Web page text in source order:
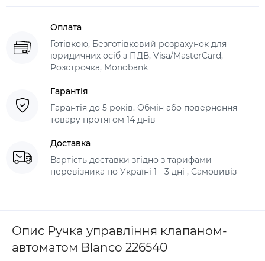
Оплата
Готівкою, Безготівковий розрахунок для
юридичних осіб з ПДВ, Visa/MasterCard,
Розстрочка, Monobank
Гарантія
Гарантія до 5 років. Обмін або повернення
товару протягом 14 днів
Доставка
Вартість доставки згідно з тарифами
перевізника по Україні 1 - 3 дні , Самовивіз
Опис Ручка управління клапаном-
автоматом Blanco 226540